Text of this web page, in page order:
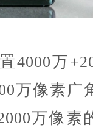
万
万像素广
万像素